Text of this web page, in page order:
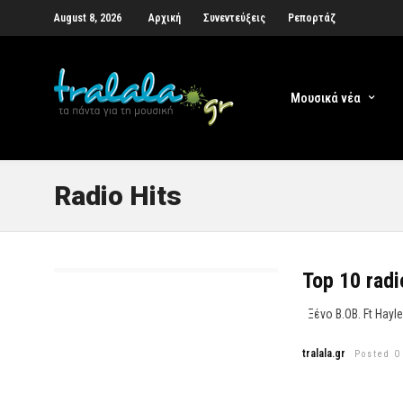
August 8, 2026 Αρχική Συνεντεύξεις Ρεπορτάζ
Μουσικά νέα
Radio Hits
Top 10
Ξένο B.OB. Ft
tralala.gr Posted